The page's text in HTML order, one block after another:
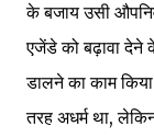
के बजाय उसी
एजेंडे को बढ़ावा देने
डालने का काम
तरह अधर्म था,